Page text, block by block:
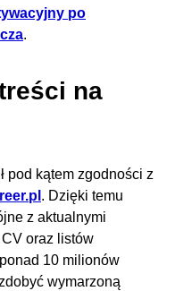
po
.
na
pod kątem zgodności z
. Dzięki temu
z aktualnymi
oraz listów
10 milionów
wymarzoną